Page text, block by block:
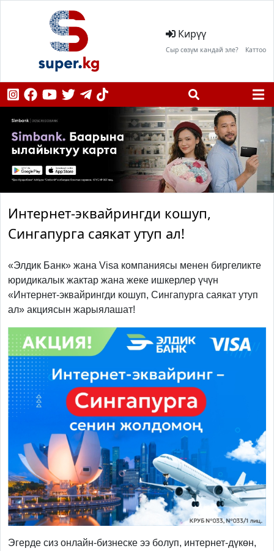
Кирүү
Сыр сөзүм кандай эле? Каттоо
Интернет-эквайрингди кошуп,
Сингапурга саякат утуп ал!
«Элдик Банк» жана Visa компаниясы менен биргеликте
юридикалык жактар жана жеке ишкерлер үчүн
«Интернет-эквайрингди кошуп, Сингапурга саякат утуп
ал» акциясын жарыялашат!
Эгерде сиз онлайн-бизнеске ээ болуп, интернет-дүкөн,